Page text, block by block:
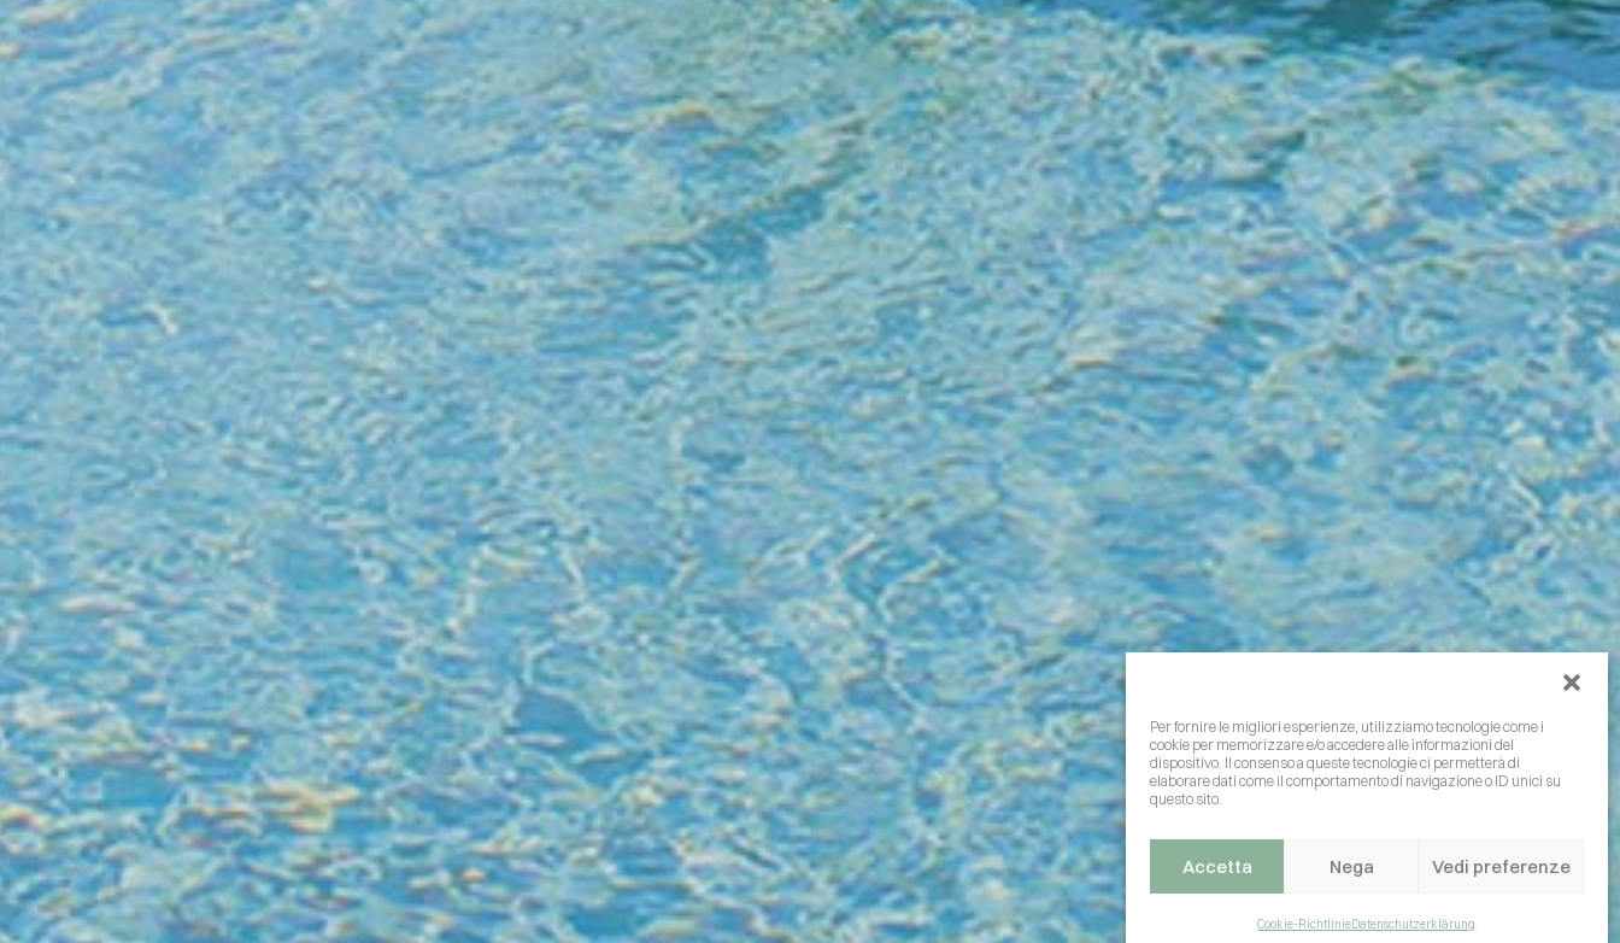
Per fornire le migliori esperienze, utilizziamo tecnologie come i
cookie per memorizzare e/o accedere alle informazioni del
dispositivo. Il consenso a queste tecnologie ci permetterà di
elaborare dati come il comportamento di navigazione o ID unici su
questo sito.
Accetta Nega Vedi preferenze
Cookie-RichtlinieDatenschutzerklärung